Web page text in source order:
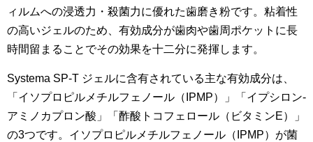
ィルムへの浸透力・殺菌力に優れた歯磨き粉です。粘着性
の高いジェルのため、有効成分が歯肉や歯周ポケットに長
時間留まることでその効果を十二分に発揮します。
Systema SP-T ジェルに含有されている主な有効成分は、
「イソプロピルメチルフェノール（IPMP）」「イプシロン‐
アミノカプロン酸」「酢酸トコフェロール（ビタミンE）」
の3つです。イソプロピルメチルフェノール（IPMP）が菌